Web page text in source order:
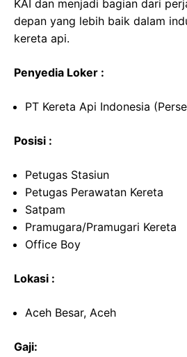
KAI dan menjadi bagian dari
depan yang lebih baik dalam
kereta api.
Penyedia Loker :
PT Kereta Api Indonesia
Posisi :
Petugas Stasiun
Petugas Perawatan Kereta
Satpam
Pramugara/Pramugari Kereta
Office Boy
Lokasi :
Aceh Besar, Aceh
Gaji: